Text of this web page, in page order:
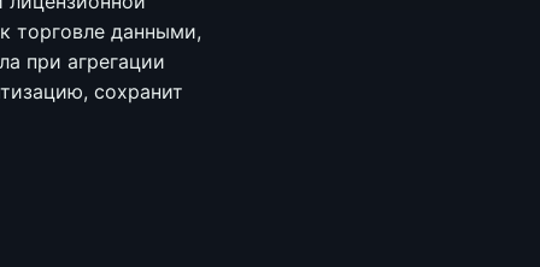
торговле данными,
при агрегации
сохранит